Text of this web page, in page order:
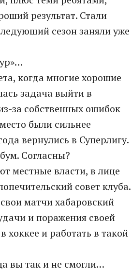
результат. Стали
сезон заняли уже
когда многие хорошие
задача выйти в
за собственных ошибок
были сильнее
вернулись в Суперлигу.
Согласны?
местные власти, в лице
совет клуба.
матчи хабаровский
и поражения своей
и работать в такой
вы так и не смогли…